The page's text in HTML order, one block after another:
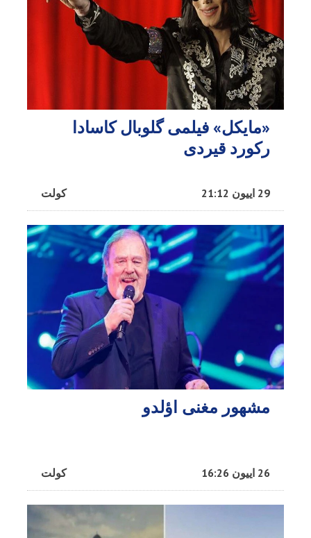
«مایکل» فیلمی گلوبال کاسادا
رکورد قیردی
کولت 29 اییون 21:12
مشهور مغنی اؤلدو
کولت 26 اییون 16:26